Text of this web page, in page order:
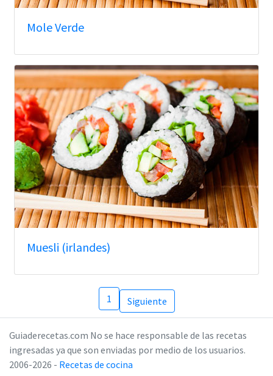
Mole Verde
Muesli (irlandes)
1 Siguiente
Guiaderecetas.com No se hace responsable de las recetas
ingresadas ya que son enviadas por medio de los usuarios.
2006-2026 - Recetas de cocina